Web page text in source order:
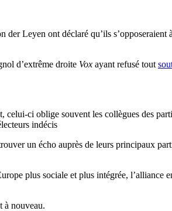
Leyen ont déclaré qu’ils s’opposeraient
d’extrême droite Vox ayant refusé tout
ci oblige souvent les collègues des
indécis
un écho auprès de leurs principaux
plus sociale et plus intégrée, l’alliance
à nouveau.